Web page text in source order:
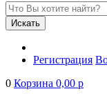
Искать
Регистрация
0 Корзина 0,00 р